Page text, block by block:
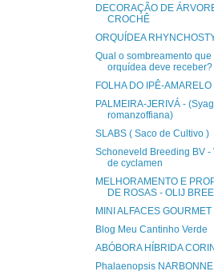
DECORAÇÃO DE
CROCHÊ
ORQUÍDEA
Qual o sombreamento que
orquídea deve receber?
FOLHA DO IPÊ-AMARELO
PALMEIRA-JERIVÁ -
romanzoffiana)
SLABS ( Saco de Cultivo )
Schoneveld Breeding BV -
de cyclamen
MELHORAMENTO E
DE ROSAS - OLIJ
MINI ALFACES GOURMET
Blog Meu Cantinho Verde
ABÓBORA HÍBRIDA
Phalaenopsis